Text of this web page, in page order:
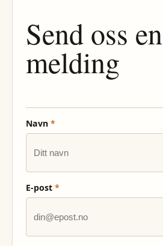
Send oss en
melding
Navn *
E-post *